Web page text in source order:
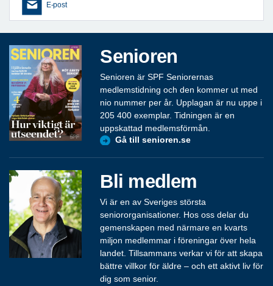
E-post
Senioren
Senioren är SPF Seniorernas
medlemstidning och den kommer ut med
nio nummer per år. Upplagan är nu uppe i
205 400 exemplar. Tidningen är en
uppskattad medlemsförmån.
Gå till senioren.se
Bli medlem
Vi är en av Sveriges största
seniororganisationer. Hos oss delar du
gemenskapen med närmare en kvarts
miljon medlemmar i föreningar över hela
landet. Tillsammans verkar vi för att skapa
bättre villkor för äldre – och ett aktivt liv för
dig som senior.